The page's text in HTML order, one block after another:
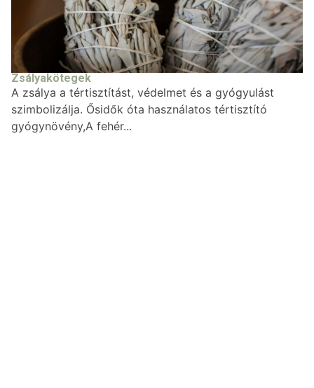
Zsályakötegek
A zsálya a tértisztítást, védelmet és a gyógyulást
szimbolizálja. Ősidők óta használatos tértisztító
gyógynövény,A fehér...